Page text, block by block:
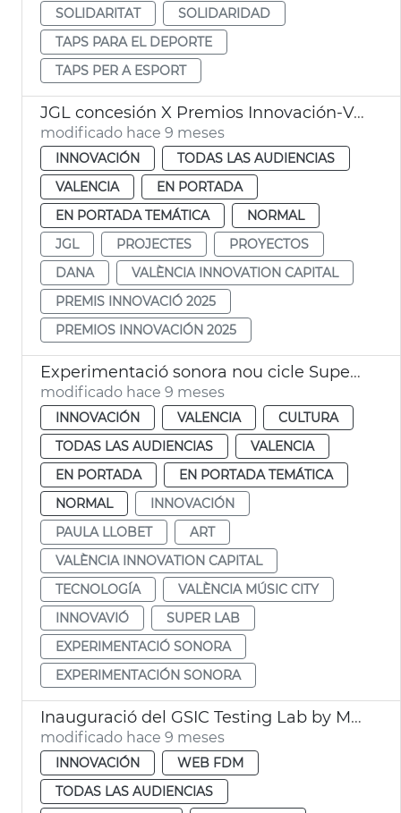
SOLIDARITAT
SOLIDARIDAD
TAPS PARA EL DEPORTE
TAPS PER A ESPORT
JGL concesión X Premios Innovación-Valencia Innovation Capital
modificado hace 9 meses
INNOVACIÓN
TODAS LAS AUDIENCIAS
VALENCIA
EN PORTADA
EN PORTADA TEMÁTICA
NORMAL
JGL
PROJECTES
PROYECTOS
DANA
VALÈNCIA INNOVATION CAPITAL
PREMIS INNOVACIÓ 2025
PREMIOS INNOVACIÓN 2025
Experimentació sonora nou cicle Super·Lab
modificado hace 9 meses
INNOVACIÓN VALENCIA
CULTURA
TODAS LAS AUDIENCIAS
VALENCIA
EN PORTADA
EN PORTADA TEMÁTICA
NORMAL
INNOVACIÓN
PAULA LLOBET
ART
VALÈNCIA INNOVATION CAPITAL
TECNOLOGÍA
VALÈNCIA MÚSIC CITY
INNOVAVIÓ
SUPER LAB
EXPERIMENTACIÓ SONORA
EXPERIMENTACIÓN SONORA
Inauguració del GSIC Testing Lab by Microsoft
modificado hace 9 meses
INNOVACIÓN
WEB FDM
TODAS LAS AUDIENCIAS